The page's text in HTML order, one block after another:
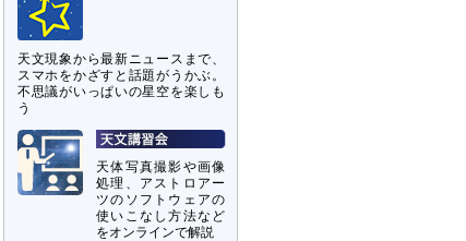
天文現象から最新ニュースまで、
スマホをかざすと話題がうかぶ。
不思議がいっぱいの星空を楽しも
う
天体写真撮影や画像
処理、アストロアー
ツのソフトウェアの
使いこなし方法など
をオンラインで解説